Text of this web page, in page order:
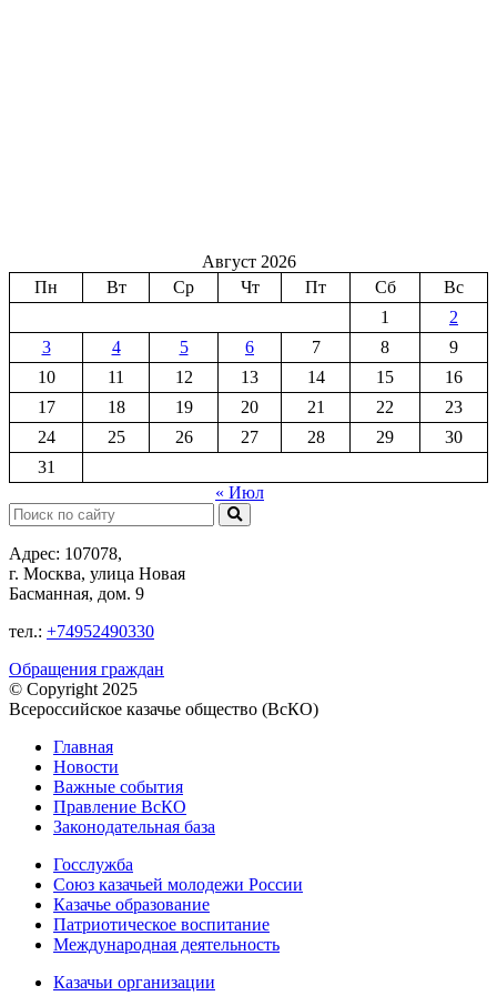
Август 2026
Пн
Вт Ср Чт Пт Сб
Вс
1
2
3
4 5 6 7 8
9
10
11 12 13 14 15
16
17
18 19 20 21 22
23
24
25 26 27 28 29
30
31
« Июл
Поиск:
Адрес: 107078,
г. Москва, улица Новая
Басманная, дом. 9
тел.: +74952490330
Обращения граждан
© Copyright 2025
Всероссийское казачье общество (ВсКО)
Главная
Новости
Важные события
Правление ВсКО
Законодательная база
Госслужба
Союз казачьей молодежи России
Казачье образование
Патриотическое воспитание
Международная деятельность
Казачьи организации